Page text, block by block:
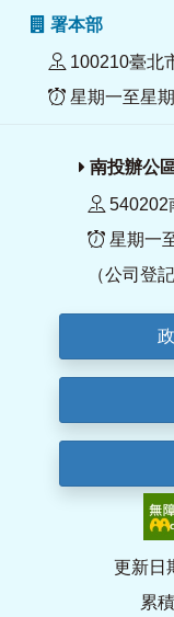
署本部
100210臺北
星期一至星
南投辦公
540202
星期一
（公司登
更新日
累